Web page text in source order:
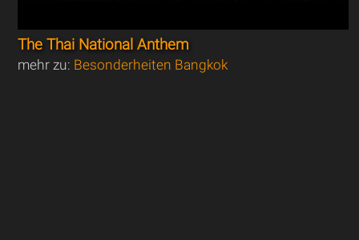
The Thai National Anthem
mehr zu: Besonderheiten Bangkok